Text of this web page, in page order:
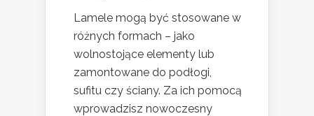
Lamele mogą być stosowane w
różnych formach – jako
wolnostojące elementy lub
zamontowane do podłogi,
sufitu czy ściany. Za ich pomocą
wprowadzisz nowoczesny